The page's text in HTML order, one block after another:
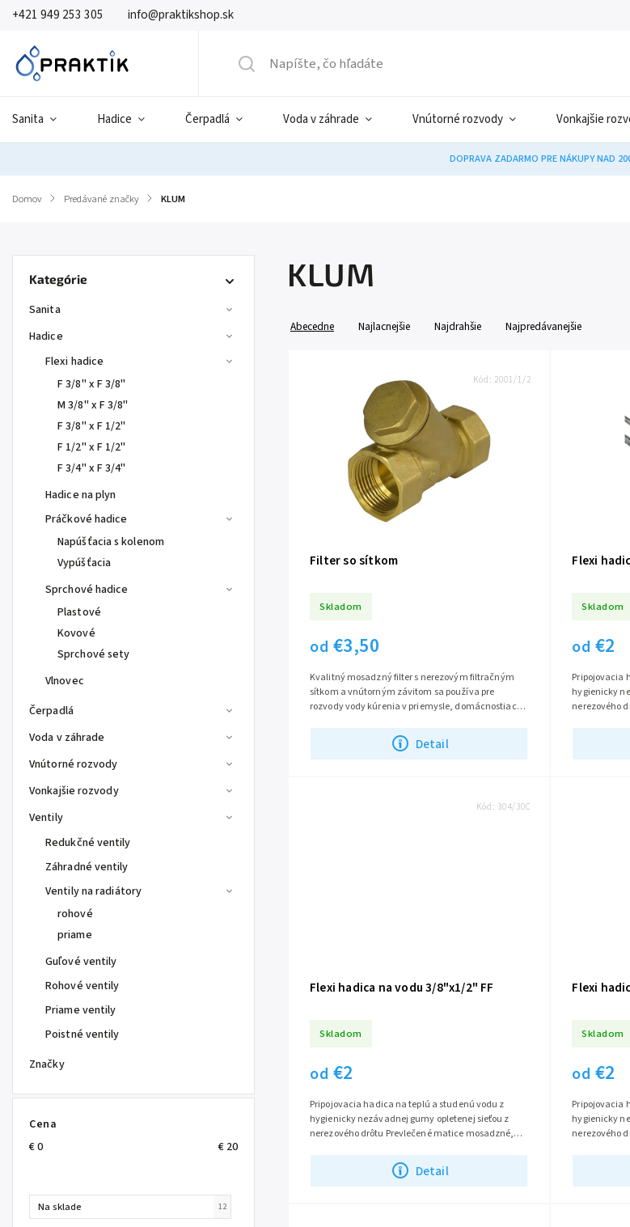
+421 949 253 305 info@praktikshop.sk
Sanita Hadice Čerpadlá Voda v záhrade Vnútorné rozvody Vonkajšie
DOPRAVA ZADARMO PRE NÁKUPY NAD
Domov / Predávané značky / KLUM
Kategórie
Sanita
Hadice
Flexi hadice
F 3/8" x F 3/8"
M 3/8" x F 3/8"
F 3/8" x F 1/2"
F 1/2" x F 1/2"
F 3/4" x F 3/4"
Hadice na plyn
Práčkové hadice
Napúšťacia s kolenom
Vypúšťacia
Sprchové hadice
Plastové
Kovové
Sprchové sety
Vlnovec
Čerpadlá
Voda v záhrade
Vnútorné rozvody
Vonkajšie rozvody
Ventily
Redukčné ventily
Záhradné ventily
Ventily na radiátory
rohové
priame
Guľové ventily
Rohové ventily
Priame ventily
Poistné ventily
Značky
Cena
€0 € 20
Na sklade 12
KLUM
Abecedne Najlacnejšie Najdrahšie Najpredávanejšie
Filter so sítkom
Skladom
od €3,50
Detail
Kvalitný mosadzný filter s nerezovým filtračným
sítkom a vnútorným závitom sa používa pre
rozvody vody kúrenia v priemysle, domácnostiach
Kód: 2001/1/2
Flexi
Skladom
od €2
Pripojovacia
hygienicky
nerezového
Flexi hadica na vodu 3/8"x1/2" FF
Skladom
od €2
Detail
Pripojovacia hadica na teplú a studenú vodu z
hygienicky nezávadnej gumy opletenej sieťou z
nerezového drôtu Prevlečené matice mosadzné,
Kód: 304/30C
Flexi
Skladom
od €2
Pripojovacia
hygienicky
nerezového